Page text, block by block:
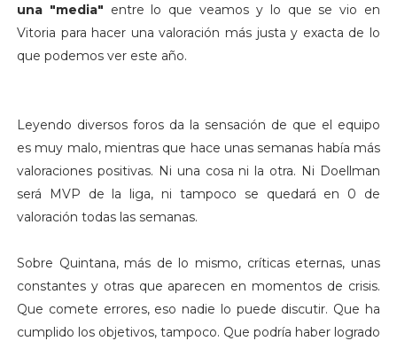
una "media" entre lo que veamos y lo que se vio en
Vitoria para hacer una valoración más justa y exacta de lo
que podemos ver este año.
Leyendo diversos foros da la sensación de que el equipo
es muy malo, mientras que hace unas semanas había más
valoraciones positivas. Ni una cosa ni la otra. Ni Doellman
será MVP de la liga, ni tampoco se quedará en 0 de
valoración todas las semanas.
Sobre Quintana, más de lo mismo, críticas eternas, unas
constantes y otras que aparecen en momentos de crisis.
Que comete errores, eso nadie lo puede discutir. Que ha
cumplido los objetivos, tampoco. Que podría haber logrado